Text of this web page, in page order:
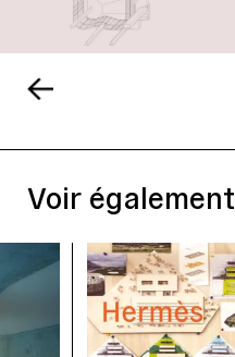
Voir également